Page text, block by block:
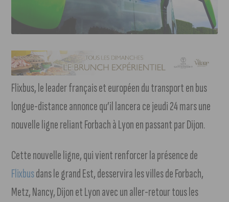
Flixbus, le leader français et européen du transport en bus
longue-distance annonce qu’il lancera ce jeudi 24 mars une
nouvelle ligne reliant Forbach à Lyon en passant par Dijon.
Cette nouvelle ligne, qui vient renforcer la présence de
Flixbusdans le grand Est, desservira les villes de Forbach,
Metz, Nancy, Dijon et Lyon avec un aller-retour tous les